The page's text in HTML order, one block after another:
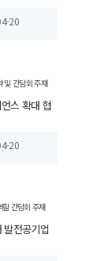
20
스 확대 협
20
발전공기업